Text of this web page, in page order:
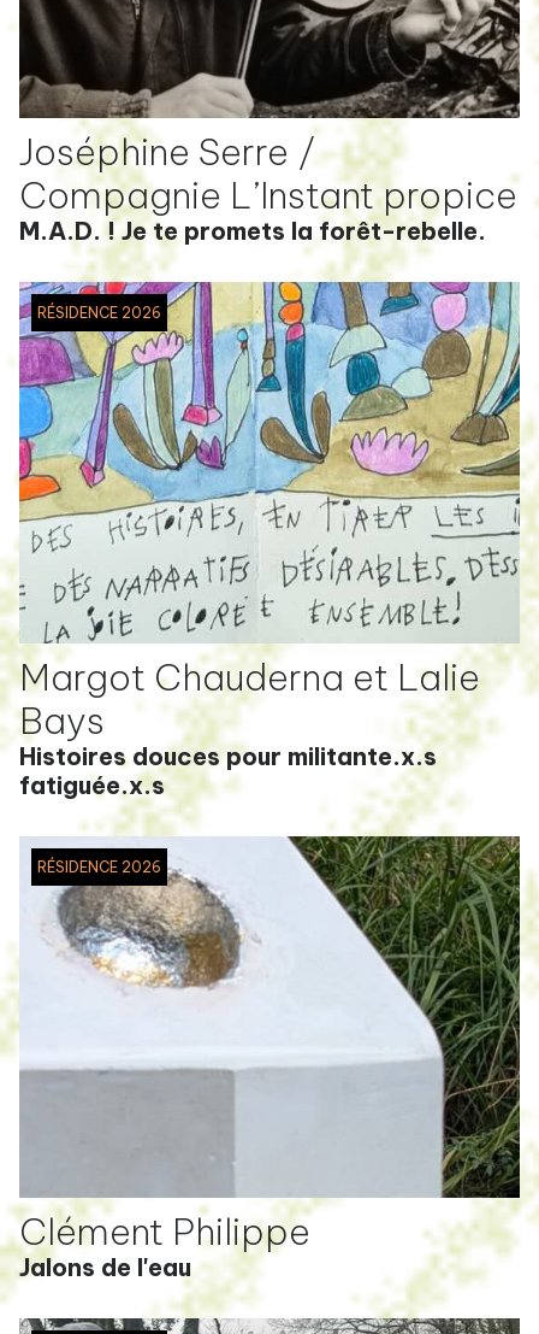
Joséphine Serre /
Compagnie L’Instant propice
M.A.D. ! Je te promets la forêt-rebelle.
RÉSIDENCE 2026
Margot Chauderna et Lalie
Bays
Histoires douces pour militante.x.s
fatiguée.x.s
RÉSIDENCE 2026
Clément Philippe
Jalons de l'eau